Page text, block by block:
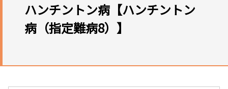
ハンチントン病【ハンチントン
病（指定難病8）】